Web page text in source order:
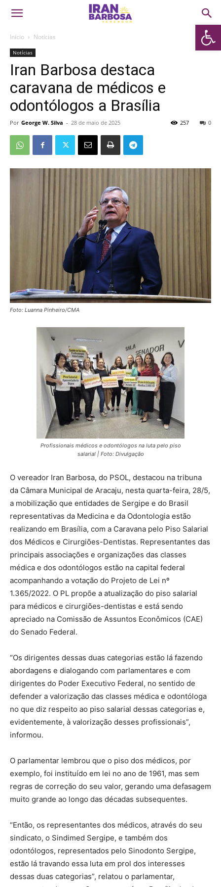
Abrir
Início Notícias
Notícias
Iran Barbosa destaca
caravana de médicos e
odontólogos a Brasília
Por George W. Silva - 28 de maio de 2025 0
257
Foto: Luanna Pinheiro/CMA
Profissionais médicos e odontólogos na luta pelo piso
salarial | Foto: Divulgação
O vereador Iran Barbosa, do PSOL, destacou na tribuna
da Câmara Municipal de Aracaju, nesta quarta-feira, 28/5,
a mobilização que entidades de Sergipe e do Brasil
representativas da Medicina e da Odontologia estão
realizando em Brasília, com a Caravana pelo Piso Salarial
dos Médicos e Cirurgiões-Dentistas. Representantes das
principais associações e organizações das classes
médica e dos odontólogos estão na capital federal
acompanhando a votação do Projeto de Lei nº
1.365/2022. O PL propõe a atualização do piso salarial
para médicos e cirurgiões-dentistas e está sendo
apreciado na Comissão de Assuntos Econômicos (CAE)
do Senado Federal.
“Os dirigentes dessas duas categorias estão lá fazendo
abordagens e dialogando com parlamentares e com
dirigentes do Poder Executivo Federal, no sentido de
defender a valorização das classes médica e odontóloga
no que diz respeito ao piso salarial dessas categorias e,
evidentemente, à valorização desses profissionais”,
informou.
O parlamentar lembrou que o piso dos médicos, por
exemplo, foi instituído em lei no ano de 1961, mas sem
regras de correção do seu valor, gerando uma defasagem
muito grande ao longo das décadas subsequentes.
“Então, os representantes dos médicos, através do seu
sindicato, o Sindimed Sergipe, e também dos
odontólogos, representados pelo Sinodonto Sergipe,
estão lá travando essa luta em prol dos interesses
dessas duas categorias”, relatou o parlamentar,